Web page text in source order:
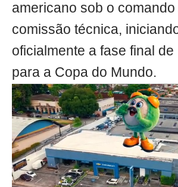
americano sob o comando
comissão técnica,
oficialmente a fase final
para a Copa do Mundo.